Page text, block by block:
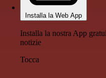
Installa la Web App
Installa la nostra App
notizie
Tocca